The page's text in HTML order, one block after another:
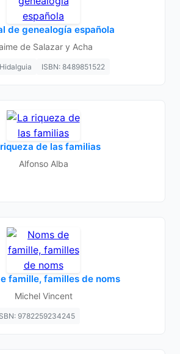
de genealogía española
de Salazar y Acha
ISBN: 8489851522
de las familias
Alfonso Alba
famille, familles de noms
Michel Vincent
9782259234245